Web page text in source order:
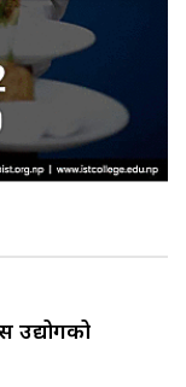
उद्योगको